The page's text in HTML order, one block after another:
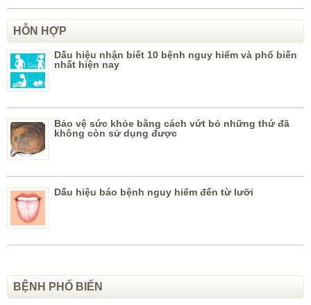
HỖN HỢP
Dấu hiệu nhận biết 10 bệnh nguy hiểm và phổ biến
nhất hiện nay
Bảo vệ sức khỏe bằng cách vứt bỏ những thứ đã
không còn sử dụng được
Dấu hiệu báo bệnh nguy hiểm đến từ lưỡi
BỆNH PHỔ BIẾN